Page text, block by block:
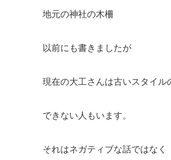
地元の神社の木柵
以前にも書きましたが
現在の大工さんは古いスタイル
できない人もいます。
それはネガティブな話ではなく